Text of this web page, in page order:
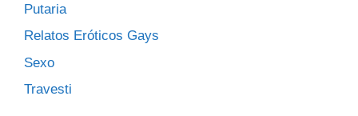
Putaria
Relatos Eróticos Gays
Sexo
Travesti